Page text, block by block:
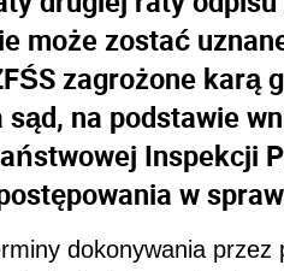
może zostać
zagrożone karą
sąd, na podstawie
Inspekcji
w
dokonywania przez